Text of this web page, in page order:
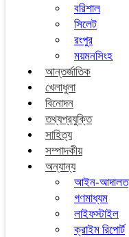
বরিশাল
সিলেট
রংপুর
ময়মনসিংহ
আন্তর্জাতিক
খেলাধুলা
বিনোদন
তথ্যপ্রযুক্তি
সাহিত্য
সম্পাদকীয়
অন্যান্য
আইন-আদালত
গণমাধ্যম
লাইফস্টাইল
ক্রাইম রিপোর্ট